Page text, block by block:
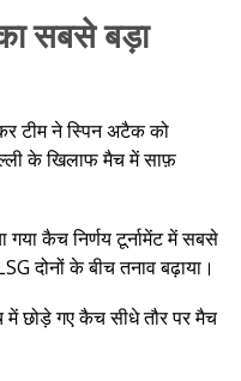
सबसे बड़ा
टीम ने स्पिन अटैक को
के खिलाफ मैच में साफ़
गया कैच निर्णय टूर्नामेंट में सबसे
दोनों के बीच तनाव बढ़ाया।
छोड़े गए कैच सीधे तौर पर मैच